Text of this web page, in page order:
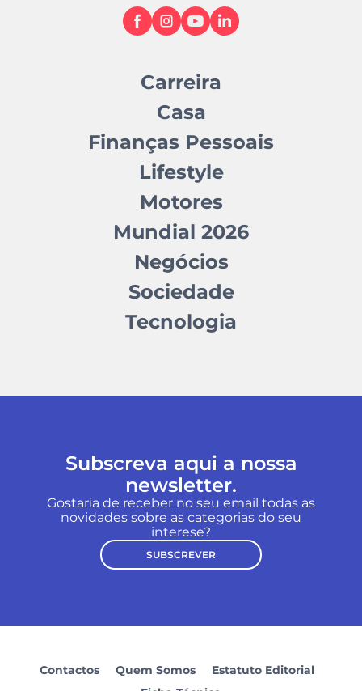
Carreira
Casa
Finanças Pessoais
Lifestyle
Motores
Mundial 2026
Negócios
Sociedade
Tecnologia
Subscreva aqui a nossa
newsletter.
Gostaria de receber no seu email todas as
novidades sobre as categorias do seu
interese?
SUBSCREVER
Contactos Quem Somos
Estatuto Editorial